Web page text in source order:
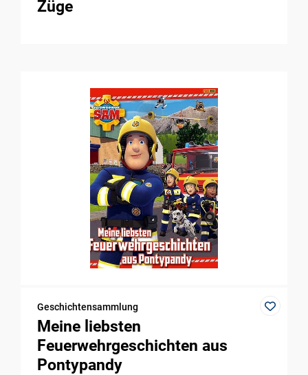
Züge
Geschichtensammlung
Meine liebsten
Feuerwehrgeschichten aus
Pontypandy